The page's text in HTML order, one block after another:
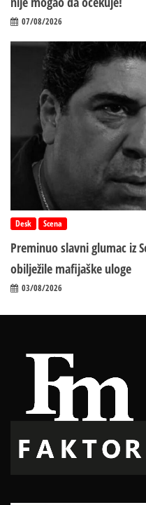
07/08/2026
Desk Scena
Preminuo slavni glumac iz
obilježile mafijaške uloge
03/08/2026